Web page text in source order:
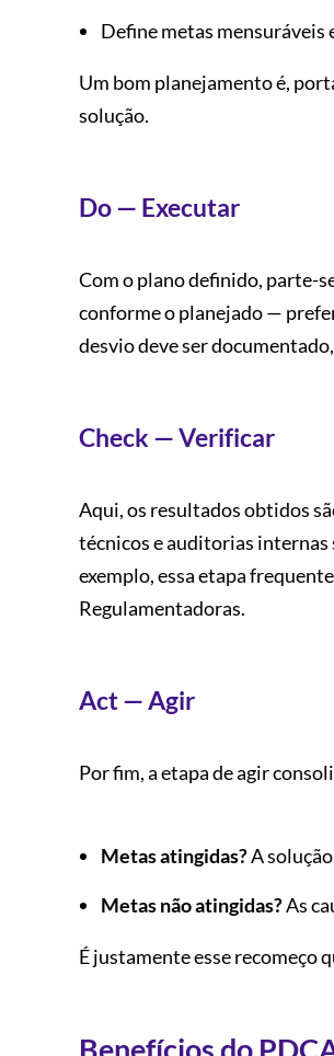
Define metas mensuráveis
Um bom planejamento é,
solução.
Do — Executar
Com o plano definido, parte-
conforme o planejado —
desvio deve ser
Check — Verificar
Aqui, os resultados obtidos
técnicos e auditorias internas
exemplo, essa etapa
Regulamentadoras.
Act — Agir
Por fim, a etapa de agir
Metas atingidas?A
Metas não atingidas?As
É justamente esse recomeço